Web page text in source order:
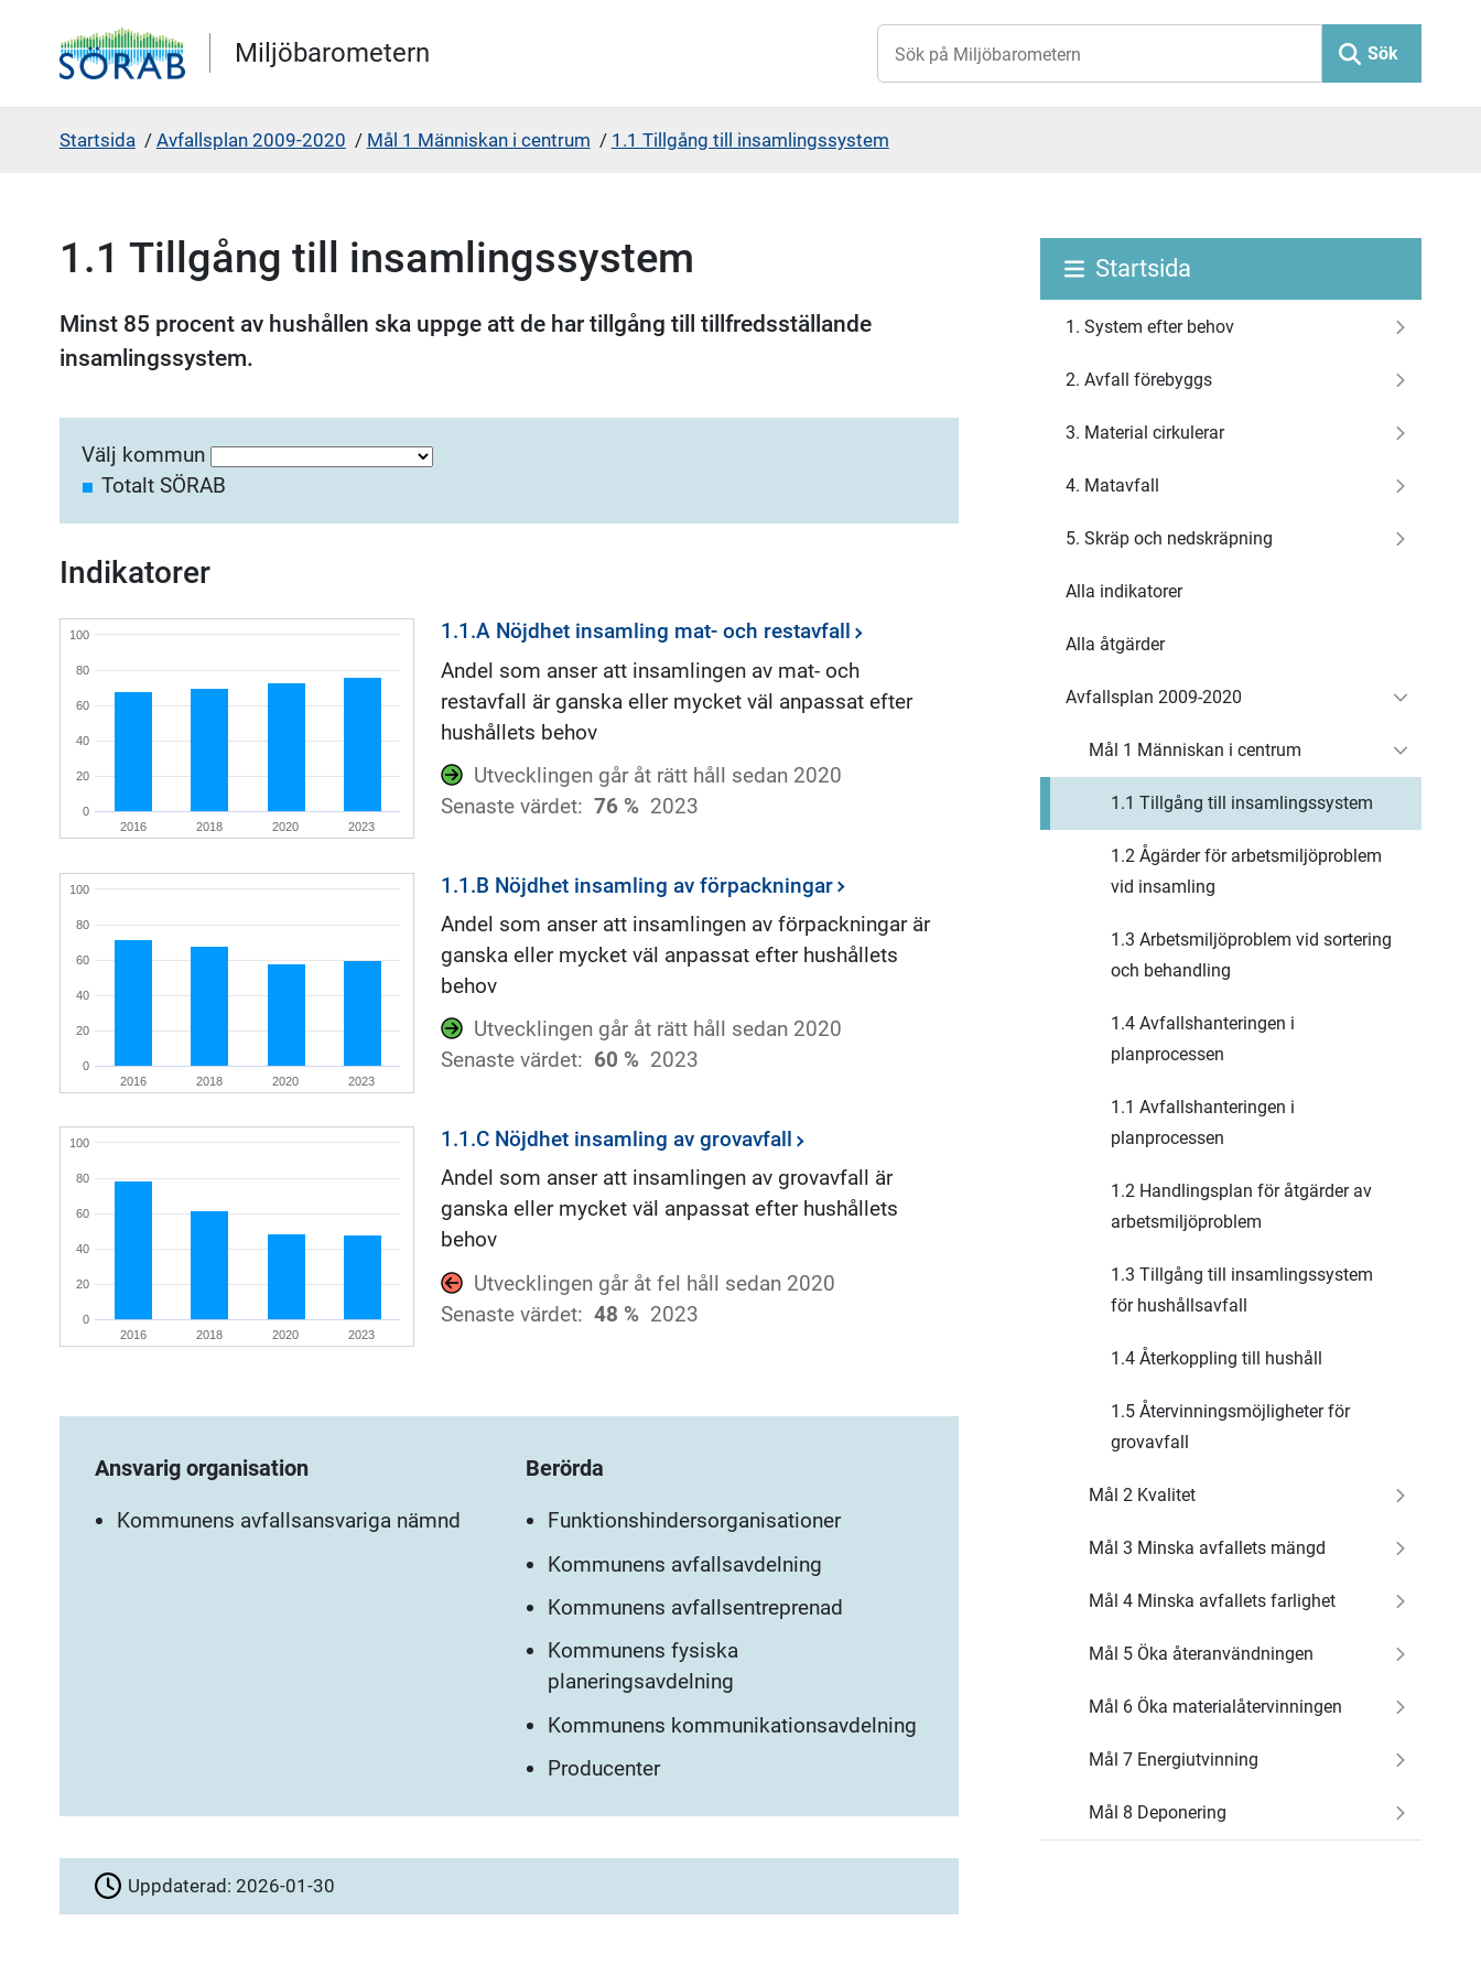
Miljöbarometern Sök
Startsida / Avfallsplan 2009-2020 / Mål 1 Människan i centrum / 1.1 Tillgång till insamlingssystem
1.1 Tillgång till insamlingssystem
Minst 85 procent av hushållen ska uppge att de har tillgång till tillfredsställande
insamlingssystem.
Välj kommun
Totalt SÖRAB
Indikatorer
2016 2018 2020 2023
0
20
40
60
80
100
1.1.A Nöjdhet insamling mat- och restavfall
Andel som anser att insamlingen av mat- och
restavfall är ganska eller mycket väl anpassat efter
hushållets behov
Utvecklingen går åt rätt håll sedan 2020
Senaste värdet: 76 % 2023
2016 2018 2020 2023
0
20
40
60
80
100
1.1.B Nöjdhet insamling av förpackningar
Andel som anser att insamlingen av förpackningar är
ganska eller mycket väl anpassat efter hushållets
behov
Utvecklingen går åt rätt håll sedan 2020
Senaste värdet: 60 % 2023
2016 2018 2020 2023
0
20
40
60
80
100
1.1.C Nöjdhet insamling av grovavfall
Andel som anser att insamlingen av grovavfall är
ganska eller mycket väl anpassat efter hushållets
behov
Utvecklingen går åt fel håll sedan 2020
Senaste värdet: 48 % 2023
Ansvarig organisation
Kommunens avfallsansvariga nämnd
Berörda
Funktionshindersorganisationer
Kommunens avfallsavdelning
Kommunens avfallsentreprenad
Kommunens fysiska
planeringsavdelning
Kommunens kommunikationsavdelning
Producenter
Uppdaterad:2026-01-30
Startsida
1. System efter behov
2. Avfall förebyggs
3. Material cirkulerar
4. Matavfall
5. Skräp och nedskräpning
Alla indikatorer
Alla åtgärder
Avfallsplan 2009-2020
Mål 1 Människan i centrum
1.1 Tillgång till insamlingssystem
1.2 Ågärder för arbetsmiljöproblem
vid insamling
1.3 Arbetsmiljöproblem vid sortering
och behandling
1.4 Avfallshanteringen i
planprocessen
1.1 Avfallshanteringen i
planprocessen
1.2 Handlingsplan för åtgärder av
arbetsmiljöproblem
1.3 Tillgång till insamlingssystem
för hushållsavfall
1.4 Återkoppling till hushåll
1.5 Återvinningsmöjligheter för
grovavfall
Mål 2 Kvalitet
Mål 3 Minska avfallets mängd
Mål 4 Minska avfallets farlighet
Mål 5 Öka återanvändningen
Mål 6 Öka materialåtervinningen
Mål 7 Energiutvinning
Mål 8 Deponering